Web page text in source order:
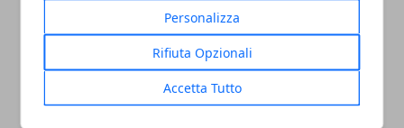
Personalizza
Rifiuta Opzionali
Accetta Tutto
conformità legale delle aziende;
rispetto dei requisiti relativi alla Salute e sicurezza
dei lavoratori;
gestione dei requisiti ambientali e del benessere